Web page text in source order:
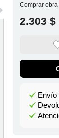
Comprar obra
2.303 $
Envío